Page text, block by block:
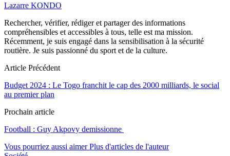
Lazarre KONDO
Rechercher, vérifier, rédiger et partager des informations
compréhensibles et accessibles à tous, telle est ma mission.
Récemment, je suis engagé dans la sensibilisation à la sécurité
routière. Je suis passionné du sport et de la culture.
Article Précédent
Budget 2024 : Le Togo franchit le cap des 2000 milliards, le social
au premier plan
Prochain article
Football : Guy Akpovy demissionne
Vous pourriez aussi aimer Plus d'articles de l'auteur